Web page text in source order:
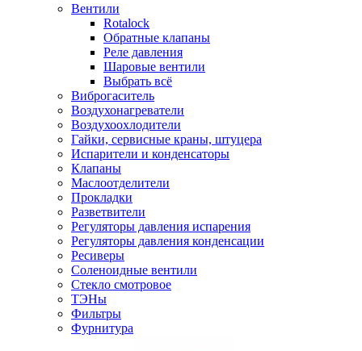
Вентили
Rotalock
Обратные клапаны
Реле давления
Шаровые вентили
Выбрать всё
Виброгаситель
Воздухонагреватели
Воздухоохлодители
Гайки, сервисные краны, штуцера
Испарители и конденсаторы
Клапаны
Маслоотделители
Прокладки
Разветвители
Регуляторы давления испарения
Регуляторы давления конденсации
Ресиверы
Соленоидные вентили
Стекло смотровое
ТЭНы
Фильтры
Фурнитура